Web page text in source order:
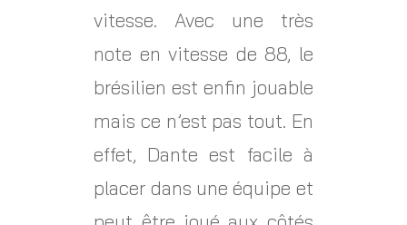
vitesse. Avec une très
note en vitesse de 88, le
brésilien est enfin jouable
mais ce n’est pas tout. En
effet, Dante est facile à
placer dans une équipe et